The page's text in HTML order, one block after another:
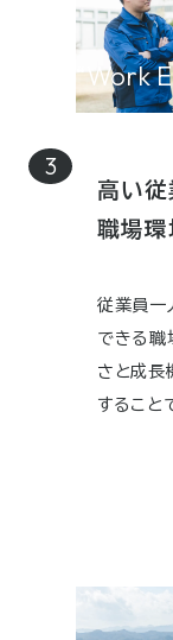
“Work
高い従
職場環
従業員一
できる職
さと成長
すること